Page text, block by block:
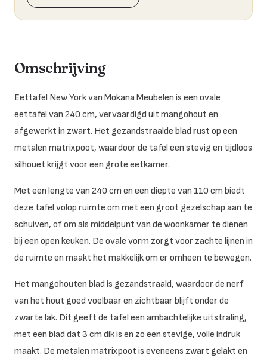
Omschrijving
Eettafel New York van Mokana Meubelen is een ovale
eettafel van 240 cm, vervaardigd uit mangohout en
afgewerkt in zwart. Het gezandstraalde blad rust op een
metalen matrixpoot, waardoor de tafel een stevig en tijdloos
silhouet krijgt voor een grote eetkamer.
Met een lengte van 240 cm en een diepte van 110 cm biedt
deze tafel volop ruimte om met een groot gezelschap aan te
schuiven, of om als middelpunt van de woonkamer te dienen
bij een open keuken. De ovale vorm zorgt voor zachte lijnen in
de ruimte en maakt het makkelijk om er omheen te bewegen.
Het mangohouten blad is gezandstraald, waardoor de nerf
van het hout goed voelbaar en zichtbaar blijft onder de
zwarte lak. Dit geeft de tafel een ambachtelijke uitstraling,
met een blad dat 3 cm dik is en zo een stevige, volle indruk
maakt. De metalen matrixpoot is eveneens zwart gelakt en